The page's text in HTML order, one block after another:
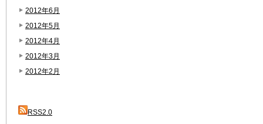
2012年6月
2012年5月
2012年4月
2012年3月
2012年2月
RSS2.0